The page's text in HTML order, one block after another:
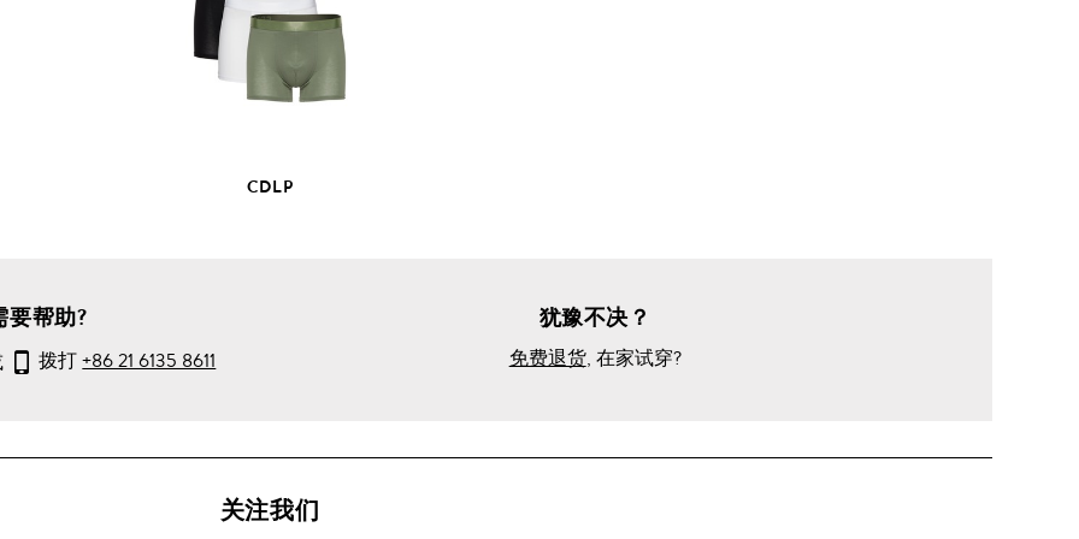
CDLP
部
产
品
详
要帮助?
拨打+86 21 6135 8611
犹豫不决？
免费退货, 在家试穿?
关注我们